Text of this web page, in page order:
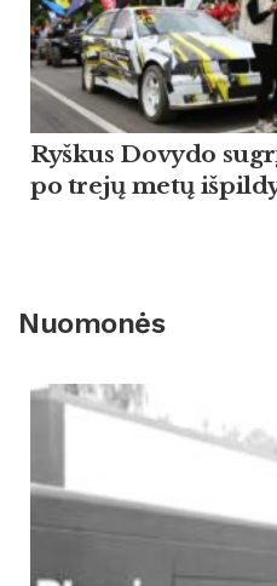
Ryškus Dovydo
po trejų metų
Nuomonės